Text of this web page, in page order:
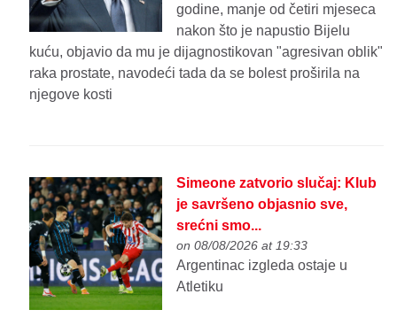
godine, manje od četiri mjeseca
nakon što je napustio Bijelu
kuću, objavio da mu je dijagnostikovan "agresivan oblik"
raka prostate, navodeći tada da se bolest proširila na
njegove kosti
Simeone zatvorio slučaj: Klub
je savršeno objasnio sve,
srećni smo...
on 08/08/2026 at 19:33
Argentinac izgleda ostaje u
Atletiku